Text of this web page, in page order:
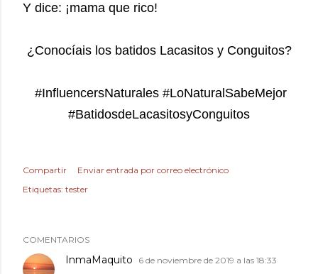
Y dice: ¡mama que rico!
¿Conocíais los batidos Lacasitos y Conguitos?
#InfluencersNaturales #LoNaturalSabeMejor
#BatidosdeLacasitosyConguitos
Compartir
Enviar entrada por correo electrónico
Etiquetas: tester
COMENTARIOS
InmaMaquito 6 de noviembre de 2019 a las 18:33